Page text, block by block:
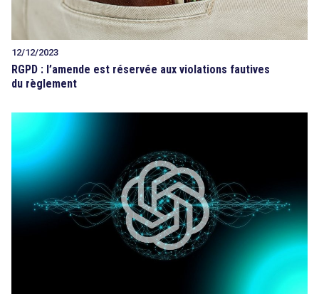
12/12/2023
RGPD : l’amende est réservée aux violations fautives
du règlement